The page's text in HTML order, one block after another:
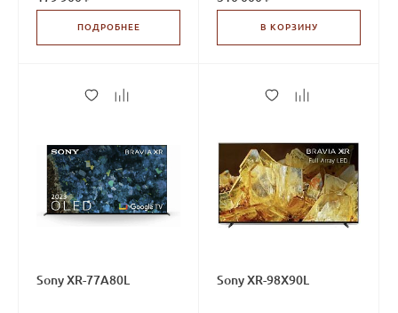
ПОДРОБНЕЕ В КОРЗИНУ
Sony XR-77A80L Sony XR-98X90L